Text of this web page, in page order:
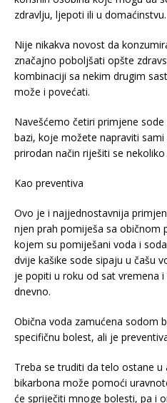
zdravlju, ljepoti ili u domaćinstvu.
Nije nikakva novost da
značajno poboljšati opšte
kombinaciji sa nekim drugim
može i povećati.
Navešćemo četiri primjene
bazi, koje možete napraviti
prirodan način riješiti se
Kao preventiva
Ovo je i najjednostavnija
njen prah pomiješa sa običnom
kojem su pomiješani voda i
dvije kašike sode sipaju u čašu
je popiti u roku od sat vremena
dnevno.
Obična voda zamućena sodom
specifičnu bolest, ali je
Treba se truditi da telo ostane
bikarbona može pomoći
će spriječiti mnoge bolesti, pa i